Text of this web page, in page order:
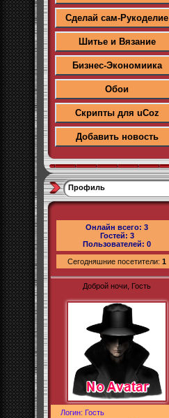
Сделай сам-Рукоделие
Шитье и Вязание
Бизнес-Экономиика
Обои
Скрипты для uCoz
Добавить новость
Профиль
Онлайн всего: 3
Гостей: 3
Пользователей: 0
Сегодняшние посетители: 1
Доброй ночи, Гость
Логин: Гость